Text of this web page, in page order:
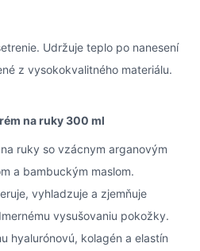
Udržuje teplo po nanesení
z vysokokvalitného materiálu.
na ruky 300 ml
ruky so vzácnym arganovým
a bambuckým maslom.
vyhladzuje a zjemňuje
vysušovaniu pokožky.
hyalurónovú, kolagén a elastín